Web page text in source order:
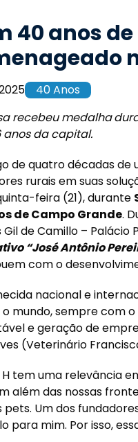
40 anos
40 Anos
recebeu medalha
anos da capital.
de quatro décadas
rurais em suas
feira (21), durante
de Campo Grande.
Gil de Camillo – Palácio
“José Antônio
com o
nacional e
o mundo, sempre com
e geração de
(Veterinário
H tem uma relevância
além das nossas
pets. Um dos
para mim. Por isso,